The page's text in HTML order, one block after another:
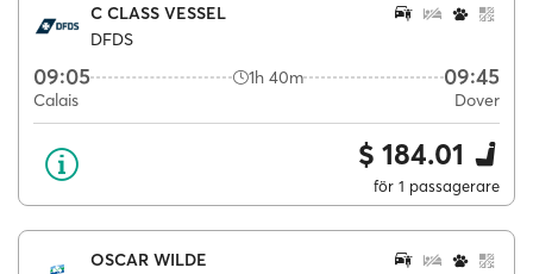
C CLASS VESSEL
DFDS
09:05 1h 40m 09:45
Calais Dover
$ 184.01
för 1 passagerare
OSCAR WILDE